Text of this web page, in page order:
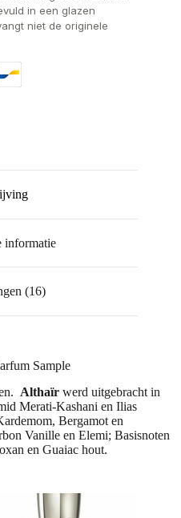
in een glazen
niet de originele
informatie
(16)
Sample
Althaïr werd uitgebracht in
Merati-Kashani en Ilias
Bergamot en
Vanille en Elemi; Basisnoten
en Guaiac hout.